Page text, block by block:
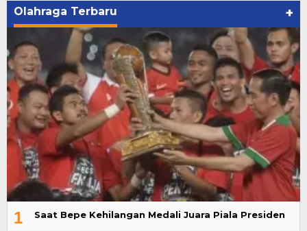
Olahraga Terbaru +
1 Saat Bepe Kehilangan Medali Juara Piala Presiden